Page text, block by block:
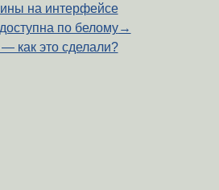
на интерфейсе
по белому
как это сделали?
→